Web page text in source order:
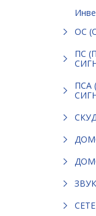
ОС
ПС
ПСА
СКУД